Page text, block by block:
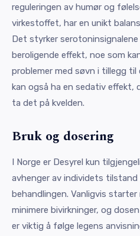
reguleringen av humør og
virkestoffet, har en unikt
Det styrker
beroligende effekt, noe som
problemer med søvn i tillegg
kan også ha en sedativ
ta det på kvelden.
Bruk og dosering
I Norge er Desyrel kun
avhenger av individets tilstand
behandlingen. Vanligvis
minimere bivirkninger, og
er viktig å følge legens